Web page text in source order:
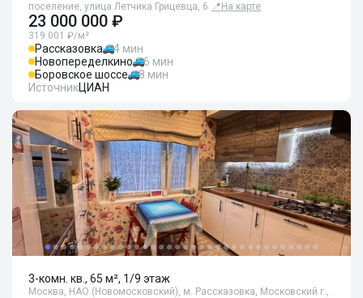
поселение, улица Летчика Грицевца, 6 📍 На карте
23 000 000 ₽
319 001 ₽/м²
Рассказовка
4 мин
Новопеределкино
6 мин
Боровское шоссе
8 мин
ИсточникЦИАН
3-комн. кв., 65 м², 1/9 этаж
Москва, НАО (Новомосковский), м. Рассказовка, Московский г.,